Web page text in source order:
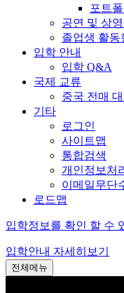
포트
공연 및 상
졸업생 활동
입학 안내
입학 Q&A
국제 교류
중국 전매
기타
로그인
사이트맵
통합검색
개인정보처
이메일무단
로드맵
입학정보를 확인 할 수
입학안내 자세히보기
전체메뉴